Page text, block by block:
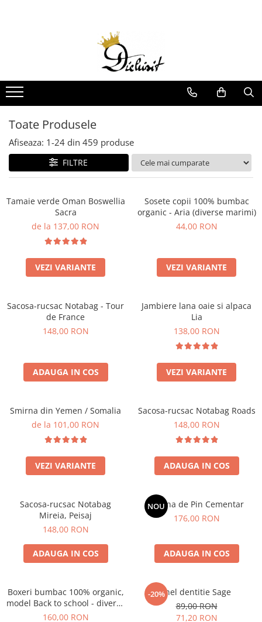
Curele
Sepci
Imbracaminte
Cadouri barbati
Cadouri copii si bebelusi
Jucarii
Imbracaminte Copii
Sosete Copii
Accesorii Copii
Igiena si Ingrijire Copii
Carti Copii
Produse adulti
Produse pentru casa
Prosoape bucatarie
Toate Produsele
Afiseaza: 1-24 din 459 produse
FILTRE
Tamaie verde Oman Boswellia
Sacra
de la 137,00 RON
VEZI VARIANTE
Sosete copii 100% bumbac
organic - Aria (diverse marimi)
44,00 RON
VEZI VARIANTE
Sacosa-rucsac Notabag - Tour
de France
148,00 RON
ADAUGA IN COS
Jambiere lana oaie si alpaca
Lia
138,00 RON
VEZI VARIANTE
Smirna din Yemen / Somalia
de la 101,00 RON
VEZI VARIANTE
Sacosa-rucsac Notabag Roads
148,00 RON
ADAUGA IN COS
Sacosa-rucsac Notabag
Mireia, Peisaj
148,00 RON
ADAUGA IN COS
NOU
Rasina de Pin Cementar
176,00 RON
ADAUGA IN COS
Boxeri bumbac 100% organic,
model Back to school - diverse
marimi
160,00 RON
-20%Inel dentitie Sage
89,00 RON
71,20 RON